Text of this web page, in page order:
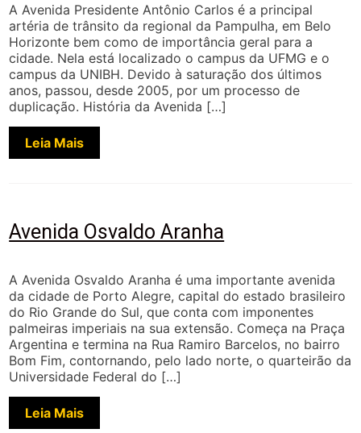
A Avenida Presidente Antônio Carlos é a principal
artéria de trânsito da regional da Pampulha, em Belo
Horizonte bem como de importância geral para a
cidade. Nela está localizado o campus da UFMG e o
campus da UNIBH. Devido à saturação dos últimos
anos, passou, desde 2005, por um processo de
duplicação. História da Avenida […]
Leia Mais
Avenida Osvaldo Aranha
A Avenida Osvaldo Aranha é uma importante avenida
da cidade de Porto Alegre, capital do estado brasileiro
do Rio Grande do Sul, que conta com imponentes
palmeiras imperiais na sua extensão. Começa na Praça
Argentina e termina na Rua Ramiro Barcelos, no bairro
Bom Fim, contornando, pelo lado norte, o quarteirão da
Universidade Federal do […]
Leia Mais